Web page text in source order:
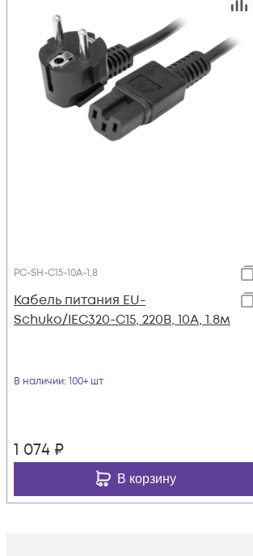
PC-SH-C15-10A-1.8
Кабель питания EU-
Schuko/IEC320-C15, 220B, 10А, 1.8м
В наличии: 100+ шт
1 074 ₽
В корзину